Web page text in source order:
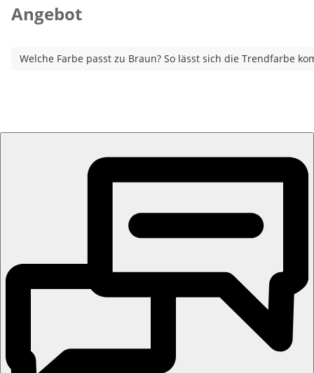
Angebot
Welche Farbe passt zu Braun? So lässt sich die Trendfarbe